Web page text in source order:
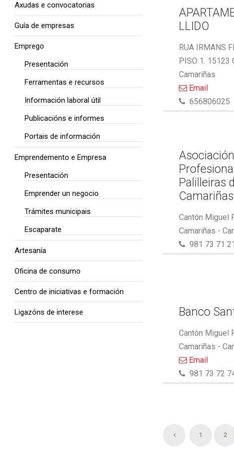
LLIDO
RUA IRMANS
PISO 1. 15123
Camariñas
Email
656806025
Asociación
Palilleiras
Cantón Miguel
Camariñas -
981 73 71 21
Banco
Cantón Miguel
Camariñas -
Email
981 73 72
1 2
Axudas e convocatorias
Guía de empresas
Emprego
Presentación
Ferramentas e recursos
Información laboral útil
Publicacións e informes
Portais de información
Emprendemento e Empresa
Presentación
Emprender un negocio
Trámites municipais
Escaparate
Artesanía
Oficina de consumo
Centro de iniciativas e formación
Ligazóns de interese